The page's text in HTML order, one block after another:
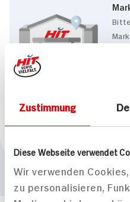
Zustimmung
Diese Webseite verwendet
Wir verwenden
zu personalisieren,
Marke